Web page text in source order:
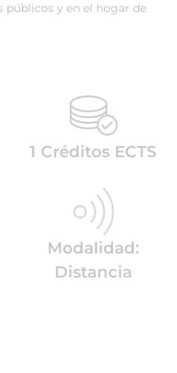
públicos y en el hogar de
1 Créditos ECTS
Modalidad:
Distancia